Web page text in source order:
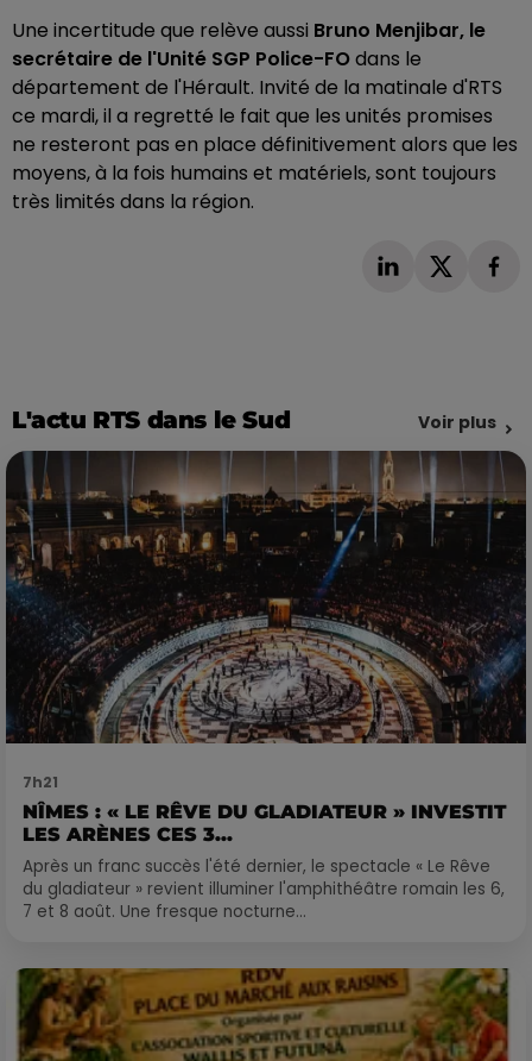
Une incertitude que relève aussi Bruno Menjibar, le
secrétaire de l'Unité SGP Police-FOdans le
département de l'Hérault. Invité de la matinale d'RTS
ce mardi, il a regretté le fait que les unités promises
ne resteront pas en place définitivement alors que les
moyens, à la fois humains et matériels, sont toujours
très limités dans la région.
L'actu RTS dans le Sud Voir plus
7h21
NÎMES : « LE RÊVE DU GLADIATEUR » INVESTIT
LES ARÈNES CES 3...
Après un franc succès l'été dernier, le spectacle « Le Rêve
du gladiateur » revient illuminer l'amphithéâtre romain les 6,
7 et 8 août. Une fresque nocturne...